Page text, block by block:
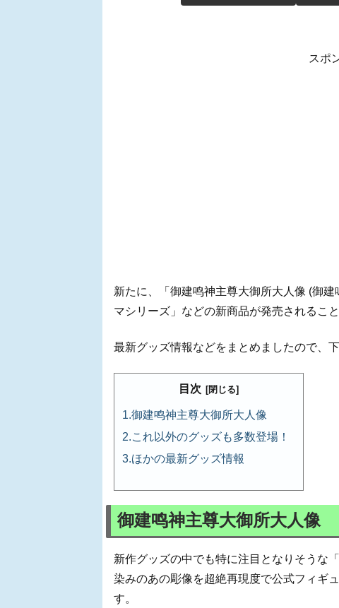
スポ
新たに、「御建鸣神主尊大御所大人像 (御
マシリーズ」などの新商品が発売されるこ
最新グッズ情報などをまとめましたので、
目次
御建鸣神主尊大御所大人像
これ以外のグッズも多数登場！
ほかの最新グッズ情報
御建鸣神主尊大御所大人像
新作グッズの中でも特に注目となりそうな
染みのあの彫像を超絶再現度で公式フィギ
す。